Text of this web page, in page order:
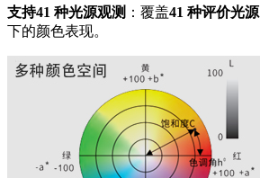
支持41 种光源观测 ：覆盖41 种评价光源
下的颜色表现。